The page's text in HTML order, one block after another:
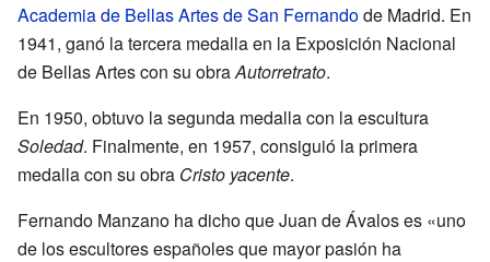
Academia de Bellas Artes de San Fernandode Madrid. En
1941, ganó la tercera medalla en la Exposición Nacional
de Bellas Artes con su obraAutorretrato.
En 1950, obtuvo la segunda medalla con la escultura
Soledad. Finalmente, en 1957, consiguió la primera
medalla con su obra Cristo yacente.
Fernando Manzano ha dicho que Juan de Ávalos es «uno
de los escultores españoles que mayor pasión ha